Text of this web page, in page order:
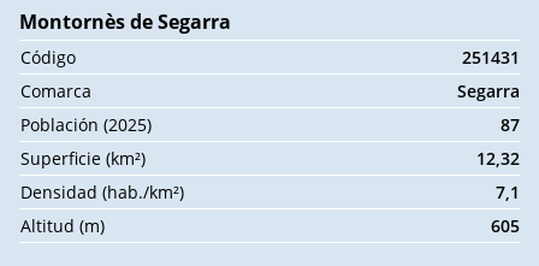
Montornès de Segarra
Código
251431
Comarca
Segarra
Población (2025)
87
Superficie (km²)
12,32
Densidad (hab./km²)
7,1
Altitud (m)
605